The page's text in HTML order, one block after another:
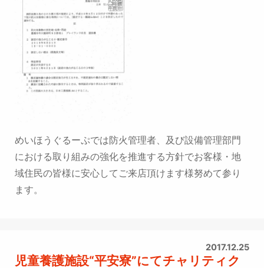
めいほうぐるーぷでは防火管理者、及び設備管理部門
における取り組みの強化を推進する方針でお客様・地
域住民の皆様に安心してご来店頂けます様努めて参り
ます。
2017.12.25
児童養護施設“平安寮”にてチャリティク